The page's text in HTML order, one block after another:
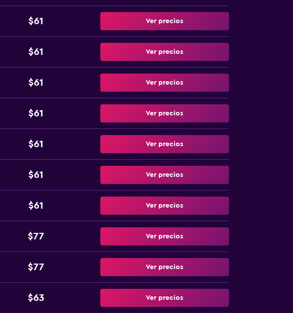
$61 Ver precios
$61 Ver precios
$61 Ver precios
$61 Ver precios
$61 Ver precios
$61 Ver precios
$61 Ver precios
$77 Ver precios
$77 Ver precios
$63 Ver precios